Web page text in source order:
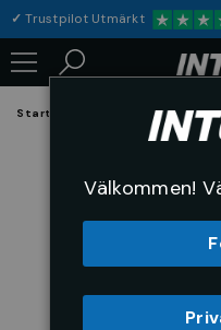
✓Trustpilot Utmärkt
Startsida Förbrukning &
Välkommen!